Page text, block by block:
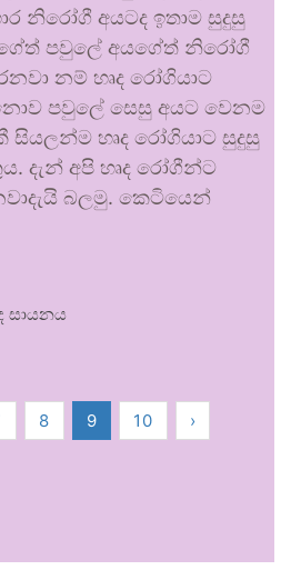
නිරෝගී අයටද ඉතාම සුදුසු
පවුලේ අයගේත් නිරෝගී
නම් හෘද රෝගියාට
පවුලේ සෙසු අයට වෙනම
සියලන්ම හෘද රෝගියාට සුදුසු
දැන් අපි හෘද රෝගීන්ට
බලමු. කෙටියෙන්
සායනය
8 9 10 ›